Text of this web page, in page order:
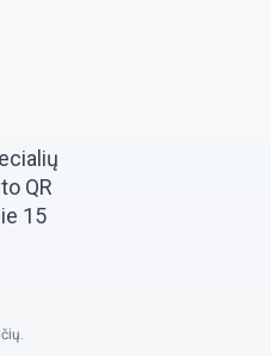
QR
15